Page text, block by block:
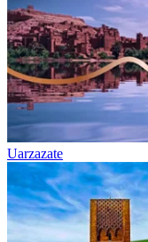
Uarzazate